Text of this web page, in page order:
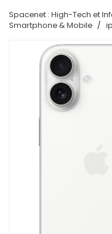
Spacenet : High-Tech et
Smartphone & Mobile